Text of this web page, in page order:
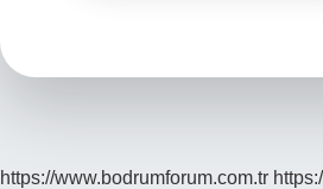
https://www.bodrumforum.com.tr